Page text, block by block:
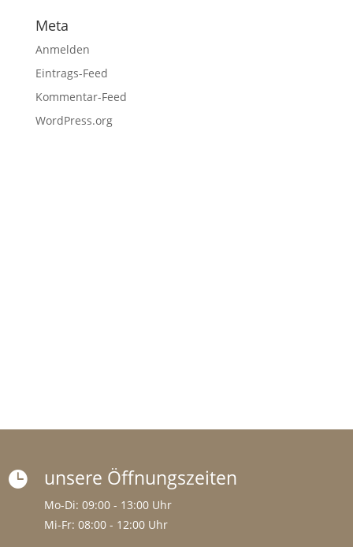
Meta
Anmelden
Eintrags-Feed
Kommentar-Feed
WordPress.org
 unsere Öffnungszeiten
Mo-Di: 09:00 - 13:00 Uhr
Mi-Fr: 08:00 - 12:00 Uhr